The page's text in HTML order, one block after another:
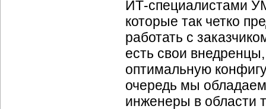
ИТ-специалистами
которые так четко
работать с
есть свои
оптимальную
очередь мы
инженеры в области